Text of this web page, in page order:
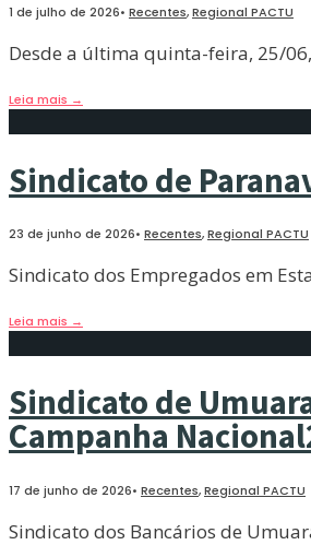
1 de julho de 2026• Recentes,Regional PACTU
Desde a última quinta-feira, 25/
Leia mais →
Sindicato de
23 de junho de 2026• Recentes,Regional PACTU
Sindicato dos Empregados em
Leia mais →
Sindicato de
Campanha
17 de junho de 2026• Recentes,Regional PACTU
Sindicato dos Bancários de